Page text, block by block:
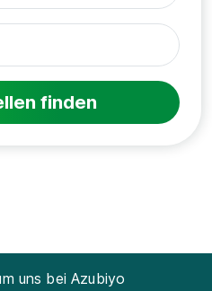
finden
uns bei Azubiyo